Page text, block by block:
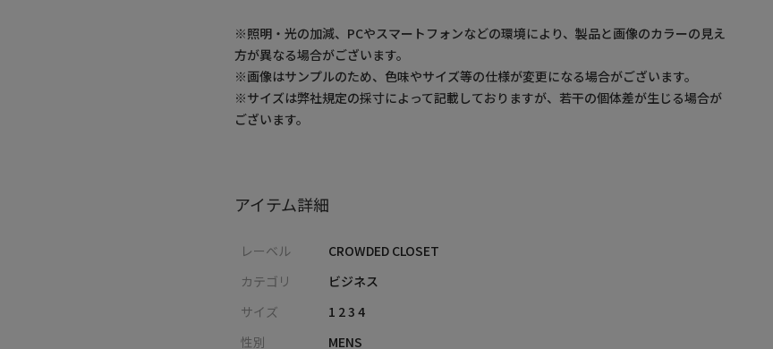
※照明・光の加減、PCやスマートフォンなどの環境により、製品と画像のカラーの見え
方が異なる場合がございます。
※画像はサンプルのため、色味やサイズ等の仕様が変更になる場合がございます。
※サイズは弊社規定の採寸によって記載しておりますが、若干の個体差が生じる場合が
ございます。
アイテム詳細
レーベル
CROWDED CLOSET
カテゴリ
ビジネス
サイズ
1 2 3 4
性別
MENS